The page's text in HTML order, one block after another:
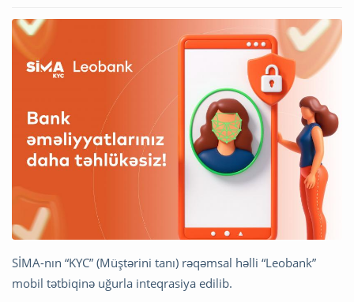
SİMA-nın “KYC” (Müştərini tanı) rəqəmsal həlli “Leobank”
mobil tətbiqinə uğurla inteqrasiya edilib.